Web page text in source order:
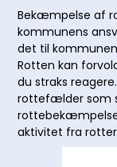
Bekæmpelse af
kommunens
det til
Rotten kan
du straks
rottefælder som
aktivitet fra